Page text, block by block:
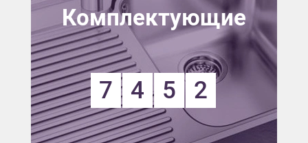
Комплектующие
7 4 5 2